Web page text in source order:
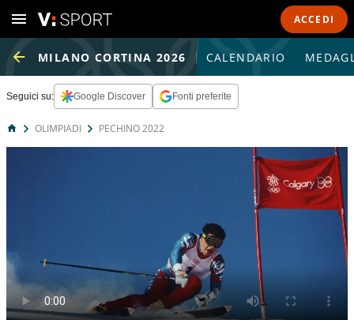
ACCEDI
MILANO CORTINA 2026 CALENDARIO
Seguici su: Google Discover Fonti preferite
OLIMPIADI PECHINO 2022